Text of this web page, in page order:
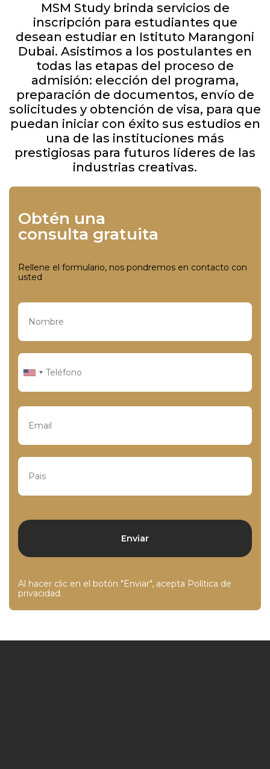
MSM Study brinda servicios de
inscripción para estudiantes que
desean estudiar en Istituto Marangoni
Dubai. Asistimos a los postulantes en
todas las etapas del proceso de
admisión: elección del programa,
preparación de documentos, envío de
solicitudes y obtención de visa, para que
puedan iniciar con éxito sus estudios en
una de las instituciones más
prestigiosas para futuros líderes de las
industrias creativas.
Obtén una
consulta gratuita
Rellene el formulario, nos pondremos en contacto con
usted
Al hacer clic en el botón "Enviar", acepta Política de
privacidad.